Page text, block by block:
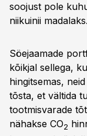
soojust pole
niikuinii madalaks.
Söejaamade
kõikjal sellega,
hingitsemas,
tõsta, et vältida
tootmisvarade
nähakse CO2